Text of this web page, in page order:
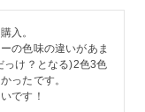
入。
の色味の違いがあま
っけ？となる)2色3色
ったです。
です！